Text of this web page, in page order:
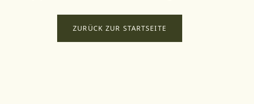
ZURÜCK ZUR STARTSEITE